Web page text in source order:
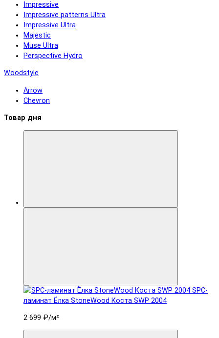
Impressive
Impressive patterns Ultra
Impressive Ultra
Majestic
Muse Ultra
Perspective Hydro
Woodstyle
Arrow
Chevron
Товар дня
SPC-
ламинат Ëлка StoneWood Коста SWP 2004
2 699 ₽/м²